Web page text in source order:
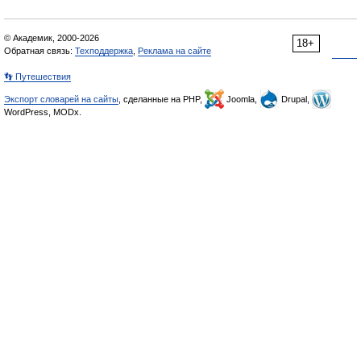
18+
© Академик, 2000-2026
Обратная связь: Техподдержка Реклама на сайте
👣 Путешествия
Экспорт словарей на сайты , сделанные на PHP, Joomla,
Drupal,
WordPress, MODx.